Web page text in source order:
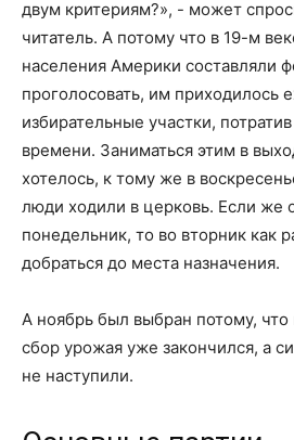
двум критериям?», - может
читатель. А потому что в 19-м
населения Америки составляли
проголосовать, им приходилось
избирательные участки,
времени. Заниматься этим в
хотелось, к тому же в
люди ходили в церковь. Если же
понедельник, то во вторник как
добраться до места назначения.
А ноябрь был выбран потому,
сбор урожая уже закончился, а
не наступили.